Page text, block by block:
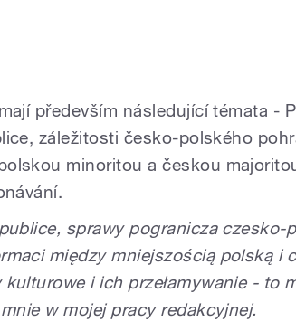
především následující témata -
záležitosti česko-polského
minoritou a českou
sprawy pogranicza czesko-
między mniejszością polską i
i ich przełamywanie - to
w mojej pracy redakcyjnej.